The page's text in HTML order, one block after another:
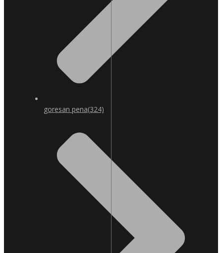
goresan pena(324)